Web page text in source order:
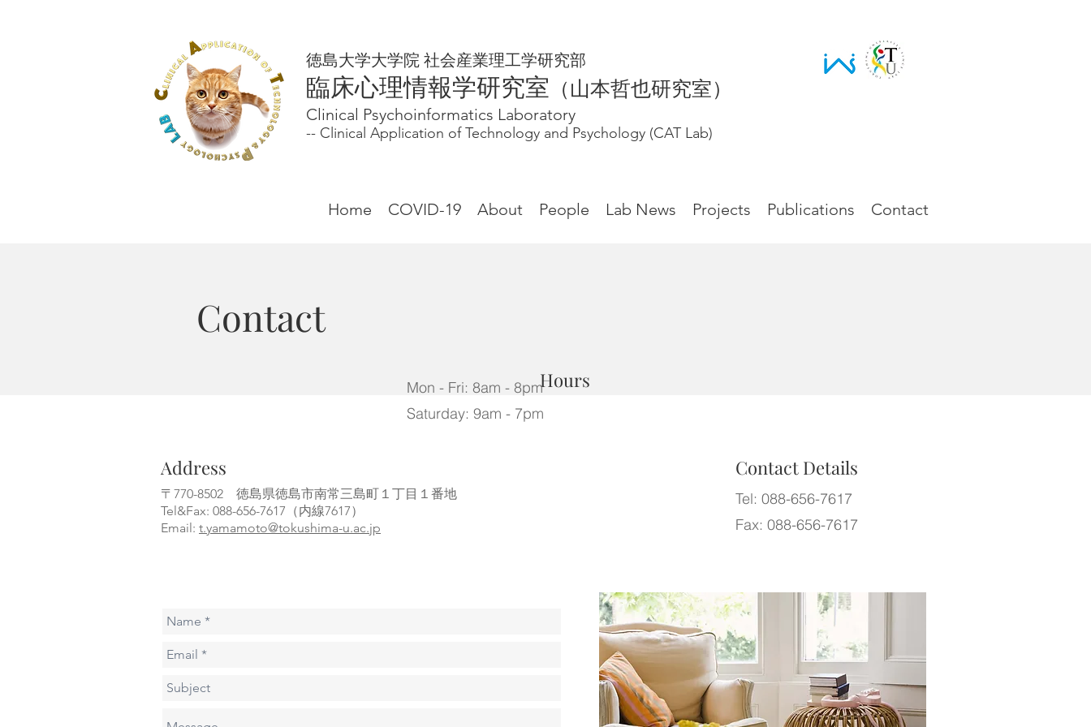
徳島大学大学院 社会産業理工学研究部
臨床心理情報学研究室 （山本哲也研究室）
Clinical Psychoinformatics Laboratory
-- Clinical Application of Technology and Psychology (CAT Lab)
Home COVID-19 About People Lab News Projects Publications Contact
Contact
Hours
Mon - Fri: 8am - 8pm
​​Saturday: 9am - 7pm
Address
〒770-8502 徳島県徳島市南常三島町１丁目１番地
Tel&Fax: 088-656-7617（内線7617）
Email: t.yamamoto@tokushima-u.ac.jp
Contact Details
Tel: 088-656-7617
Fax: 088-656-7617